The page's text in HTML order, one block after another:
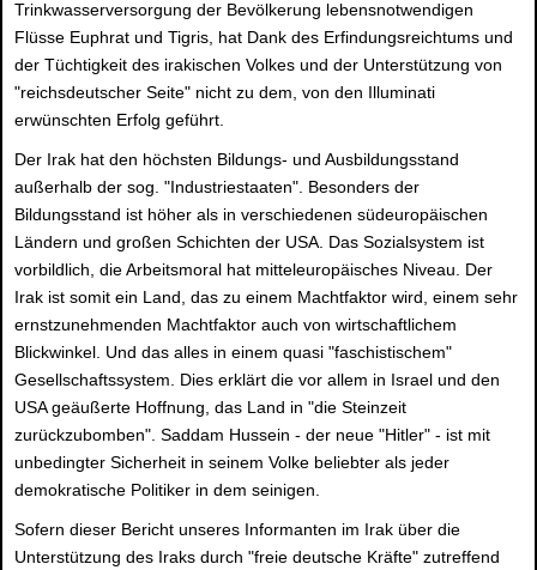
Trinkwasserversorgung der Bevölkerung lebensnotwendigen
Flüsse Euphrat und Tigris, hat Dank des Erfindungsreichtums und
der Tüchtigkeit des irakischen Volkes und der Unterstützung von
"reichsdeutscher Seite" nicht zu dem, von den Illuminati
erwünschten Erfolg geführt.
Der Irak hat den höchsten Bildungs- und Ausbildungsstand
außerhalb der sog. "Industriestaaten". Besonders der
Bildungsstand ist höher als in verschiedenen südeuropäischen
Ländern und großen Schichten der USA. Das Sozialsystem ist
vorbildlich, die Arbeitsmoral hat mitteleuropäisches Niveau. Der
Irak ist somit ein Land, das zu einem Machtfaktor wird, einem sehr
ernstzunehmenden Machtfaktor auch von wirtschaftlichem
Blickwinkel. Und das alles in einem quasi "faschistischem"
Gesellschaftssystem. Dies erklärt die vor allem in Israel und den
USA geäußerte Hoffnung, das Land in "die Steinzeit
zurückzubomben". Saddam Hussein - der neue "Hitler" - ist mit
unbedingter Sicherheit in seinem Volke beliebter als jeder
demokratische Politiker in dem seinigen.
Sofern dieser Bericht unseres Informanten im Irak über die
Unterstützung des Iraks durch "freie deutsche Kräfte" zutreffend